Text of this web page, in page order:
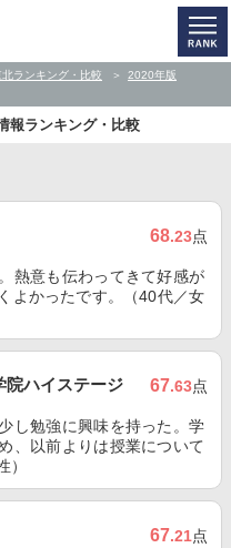
ランキング・比較
2020年版
報ランキング・比較
68.23点
熱意も伝わってきて好感が
よかったです。（40代／女
院ハイステージ 67.63点
し勉強に興味を持った。学
、以前よりは授業について
67.21点